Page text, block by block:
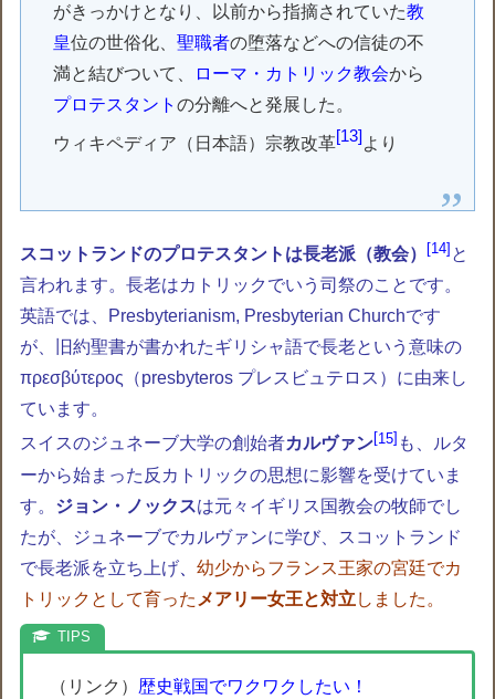
がきっかけとなり、以前から指摘されていた教
皇位の世俗化、聖職者の堕落などへの信徒の不
満と結びついて、
ローマ・カトリック教会から
プロテスタントの分離へと発展した。
ウィキペディア（日本語）宗教改革 13 より
スコットランドのプロテスタントは長老派（教会） 14 と
言われます。長老はカトリックでいう司祭のことです。
英語では、
Presbyterianism, Presbyterian Churchです
が、旧約聖書が書かれたギリシャ語で長老という意味の
πρεσβύτερος（presbyteros プレスビュテロス）に由来し
ています。
スイスのジュネーブ大学の創始者カルヴァン 15 も、ルタ
ーから始まった反カトリックの思想に影響を受けていま
す。 ジョン・ノックスは元々イギリス国教会の牧師でし
たが、ジュネーブでカルヴァンに学び、スコットランド
で長老派を立ち上げ 、幼少からフランス王家の宮廷でカ
トリックとして育った メアリー女王と対立 しました。
（リンク） 歴史戦国でワクワクしたい！